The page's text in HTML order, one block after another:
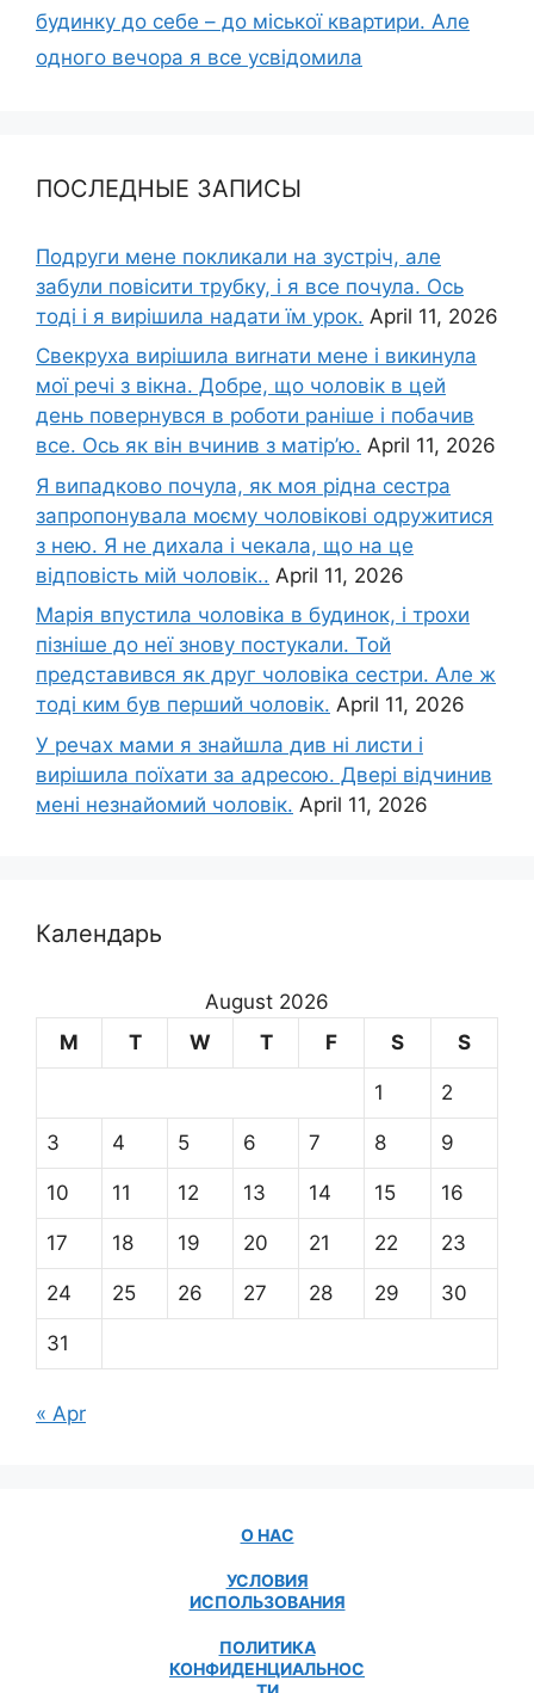
будинку до себе – до міської квартири. Але
одного вечора я все усвідомила
ПОСЛЕДНЫЕ ЗАПИСЫ
Подруги мене покликали на зустріч, але
забули повісити трубку, і я все почула. Ось
тоді і я вирішила надати їм урок. April 11, 2026
Свекруха вирішила виrнати мене і викинула
мої речі з вікна. Добре, що чоловік в цей
день повернувся в роботи раніше і побачив
все. Ось як він вчинив з матір’ю. April 11, 2026
Я випадково почула, як моя рідна сестра
запропонувала моєму чоловікові одружитися
з нею. Я не дихала і чекала, що на це
відповість мій чоловік.. April 11, 2026
Марія впустила чоловіка в будинок, і трохи
пізніше до неї знову постукали. Той
представився як друг чоловіка сестри. Але ж
тоді ким був перший чоловік. April 11, 2026
У речах мами я знайшла див ні листи і
вирішила поїхати за адресою. Двері відчинив
мені незнайомий чоловік. April 11, 2026
Календарь
August 2026
M
T W T F S S
1 2
3 4 5 6 7 8 9
10 11 12 13 14 15 16
17 18 19 20 21 22 23
24 25 26 27 28 29 30
31
« Apr
О НАС
УСЛОВИЯ
ИСПОЛЬЗОВАНИЯ
ПОЛИТИКА
КОНФИДЕНЦИАЛЬНОС